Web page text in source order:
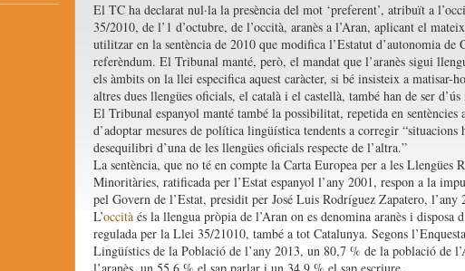
El TC ha declarat nul·la la presència del mot ‘preferent’, atribuït a
35/2010, de l’1 d’octubre, de l’occità, aranès a l’Aran, aplicant el
utilitzar en la sentència de 2010 que modifica l’Estatut d’autonomia de
referèndum. El Tribunal manté, però, el mandat que l’aranès sigui
els àmbits on la llei especifica aquest caràcter, si bé insisteix a matisar-
altres dues llengües oficials, el català i el castellà, també han de ser
El Tribunal espanyol manté també la possibilitat, repetida en sentències
d’adoptar mesures de política lingüística tendents a corregir “situacions
desequilibri d’una de les llengües oficials respecte de l’altra.”
La sentència, que no té en compte la Carta Europea per a les Llengües
Minoritàries, ratificada per l’Estat espanyol l’any 2001, respon a la
pel Govern de l’Estat, presidit per José Luis Rodríguez Zapatero, l’any
L’occitàés la llengua pròpia de l’Aran on es denomina aranès i disposa
regulada per la Llei 35/21010, també a tot Catalunya. Segons
Lingüístics de la Població de l’any 2013, un 80,7 % de la població de